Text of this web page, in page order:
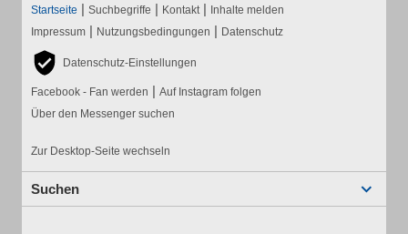
Startseite | Suchbegriffe | Kontakt | Inhalte melden
Impressum | Nutzungsbedingungen | Datenschutz
Datenschutz-Einstellungen
Facebook - Fan werden | Auf Instagram folgen
Über den Messenger suchen
Zur Desktop-Seite wechseln
Suchen